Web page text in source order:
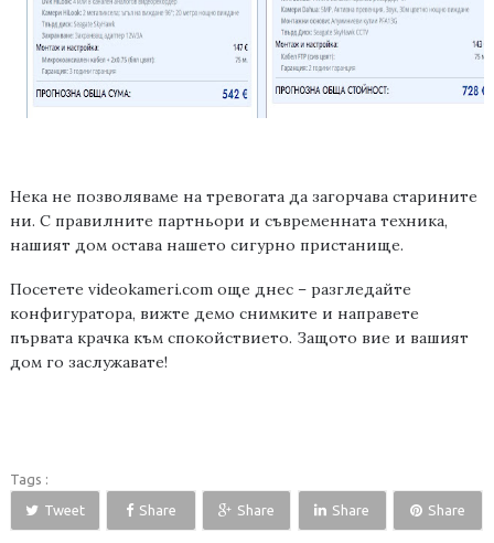
Нека не позволяваме на тревогата да загорчава старините
ни. С правилните партньори и съвременната техника,
нашият дом остава нашето сигурно пристанище.
Посетете videokameri.com още днес – разгледайте
конфигуратора, вижте демо снимките и направете
първата крачка към спокойствието. Защото вие и вашият
дом го заслужавате!
Tags :
Tweet
Share Share Share Share